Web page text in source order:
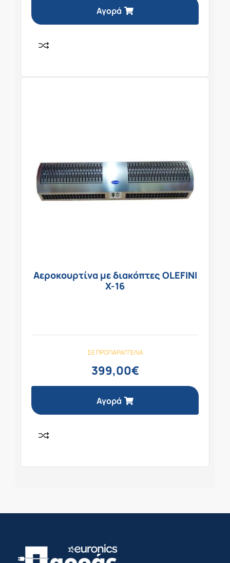
Αγορά
Αεροκουρτίνα με διακόπτες OLEFINI
X-16
ΣΕ ΠΡΟΠΑΡΑΓΓΕΛΊΑ
399,00€
Αγορά